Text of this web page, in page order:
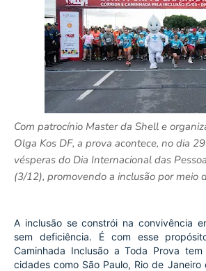
Com patrocínio Master da Shell e
Olga Kos DF, a prova acontece, no dia
vésperas do Dia Internacional das
(3/12), promovendo a inclusão por meio
A inclusão se constrói na convivência
sem deficiência. É com esse
Caminhada Inclusão a Toda Prova
cidades como São Paulo, Rio de Janeiro